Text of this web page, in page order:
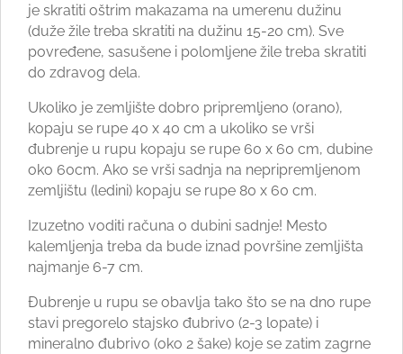
je skratiti oštrim makazama na umerenu dužinu
(duže žile treba skratiti na dužinu 15-20 cm). Sve
povređene, sasušene i polomljene žile treba skratiti
do zdravog dela.
Ukoliko je zemljište dobro pripremljeno (orano),
kopaju se rupe 40 x 40 cm a ukoliko se vrši
đubrenje u rupu kopaju se rupe 60 x 60 cm, dubine
oko 60cm. Ako se vrši sadnja na nepripremljenom
zemljištu (ledini) kopaju se rupe 80 x 60 cm.
Izuzetno voditi računa o dubini sadnje! Mesto
kalemljenja treba da bude iznad površine zemljišta
najmanje 6-7 cm.
Đubrenje u rupu se obavlja tako što se na dno rupe
stavi pregorelo stajsko đubrivo (2-3 lopate) i
mineralno đubrivo (oko 2 šake) koje se zatim zagrne